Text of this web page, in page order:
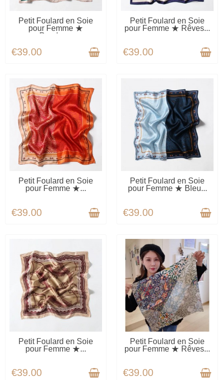
AVAILABLE
Petit Foulard en Soie
pour Femme ★
Paroles...
€39.00
AVAILABLE
Petit Foulard en Soie
pour Femme ★ Rêves...
€39.00
AVAILABLE
Petit Foulard en Soie
pour Femme ★...
€39.00
AVAILABLE
Petit Foulard en Soie
pour Femme ★ Bleu...
€39.00
AVAILABLE
Petit Foulard en Soie
pour Femme ★...
€39.00
AVAILABLE
Petit Foulard en Soie
pour Femme ★ Rêves...
€39.00